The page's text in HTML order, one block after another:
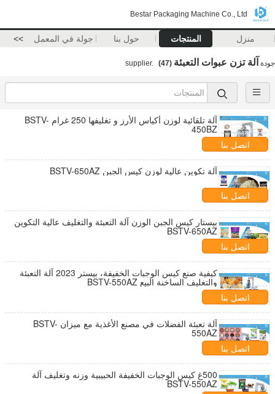
Bestar Packaging Machine Co., Ltd
منزل المنتجات حول بنا جولة في المعمل >>
جودة آلة تزن عبوات التعبئة (47)
آلة تلقائية لوزن أكياس الأرز و تغليفها 250 غرام BSTV-
450BZ
اتصل بنا
آلة تكوين عالية لوزن كيس الجبن BSTV-650AZ
اتصل بنا
بيستار كيس الجبن الوزن آلة التعبئة والتغليف عالية التكوين
BSTV-650AZ
اتصل بنا
كيفية صنع كيس الوجبات الخفيفة، بيستر 2023 آلة التعبئة
والتغليف الساخنة البيع BSTV-550AZ
اتصل بنا
آلة تعبئة الفضلات في مصنع الأغذية مع ميزان BSTV-
550AZ
اتصل بنا
500غ كيس الوجبات الخفيفة الحبيبية وزنه وتغليف آلة
BSTV-550AZ